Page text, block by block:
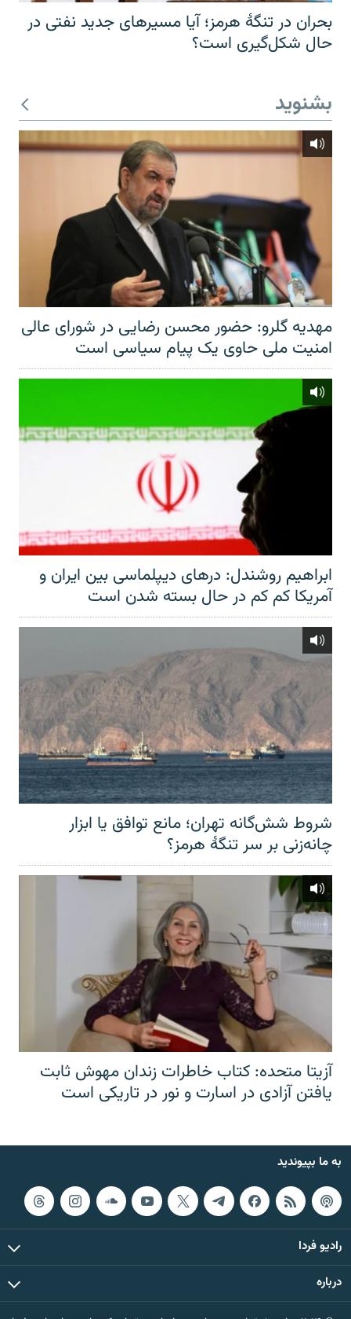
بحران در تنگهٔ هرمز؛ آیا مسیرهای جدید نفتی در
حال شکل‌گیری است؟
بشنوید
مهدیه گلرو: حضور محسن رضایی در شورای عالی
امنیت ملی حاوی یک پیام سیاسی است
ابراهیم روشندل: درهای دیپلماسی بین ایران و
آمریکا کم کم در حال بسته شدن است
شروط شش‌گانه تهران؛ مانع توافق یا ابزار
چانه‌زنی بر سر تنگهٔ هرمز؟
آزیتا متحده: کتاب خاطرات زندان مهوش ثابت
یافتن آزادی در اسارت و نور در تاریکی است
به ما بپیوندید
رادیو فردا
درباره